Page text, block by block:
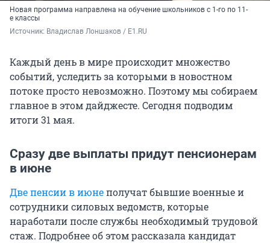
Новая программа направлена на обучение школьников с 1-го по 11-
е классы
Источник: Владислав Лоншаков / E1.RU
Каждый день в мире происходит множество
событий, уследить за которыми в новостном
потоке просто невозможно. Поэтому мы собираем
главное в этом дайджесте. Сегодня подводим
итоги 31 мая.
Сразу две выплаты придут пенсионерам
в июне
Две пенсии в июнеполучат бывшие военные и
сотрудники силовых ведомств, которые
наработали после службы необходимый трудовой
стаж. Подробнее об этом рассказала кандидат